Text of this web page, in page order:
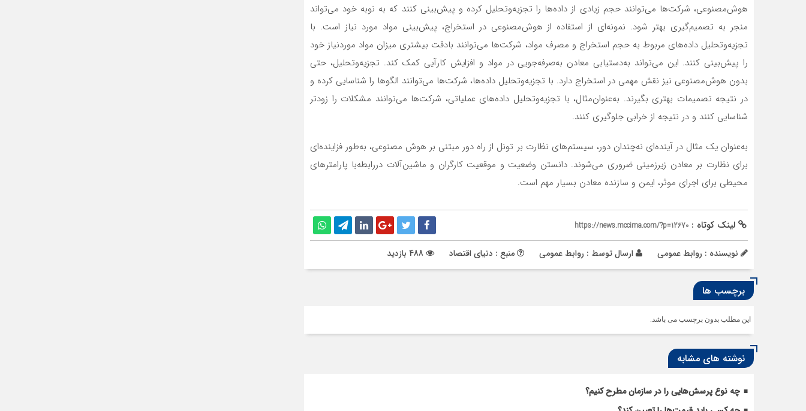
هوش‌مصنوعی، شرکت‌ها می‌توانند حجم زیادی از داده‌ها را تجزیه‌‌‌‌‌وتحلیل کرده و پیش‌بینی کنند که به نوبه خود می‌تواند
منجر به تصمیم‌گیری بهتر شود. نمونه‌‌‌‌‌ای از استفاده از هوش‌مصنوعی در استخراج، پیش‌بینی مواد مورد نیاز است. با
تجزیه‌‌‌‌‌وتحلیل داده‌های مربوط به حجم استخراج و مصرف مواد، شرکت‌ها می‌توانند بادقت بیشتری میزان مواد موردنیاز خود
را پیش‌بینی کنند. این می‌تواند به‌دستیابی معادن به‌‌‌‌‌صرفه‌جویی در مواد و افزایش کارآیی کمک کند. تجزیه‌‌‌‌‌وتحلیل، حتی
بدون هوش‌مصنوعی نیز نقش مهمی در استخراج دارد. با تجزیه‌‌‌‌‌وتحلیل داده‌ها، شرکت‌ها می‌توانند الگوها را شناسایی کرده و
در نتیجه تصمیمات بهتری بگیرند. به‌عنوان‌‌‌‌‌مثال، با تجزیه‌‌‌‌‌وتحلیل داده‌های عملیاتی، شرکت‌ها می‌توانند مشکلات را زودتر
شناسایی کنند و در نتیجه از خرابی جلوگیری کنند.
به‌عنوان یک مثال در آینده‌‌‌‌‌ای نه‌‌‌‌‌چندان دور، سیستم‌‌‌‌‌های نظارت بر تونل از راه دور مبتنی بر هوش مصنوعی، به‌طور فزاینده‌ای
برای نظارت بر معادن زیرزمینی ضروری می‌شوند. دانستن وضعیت و موقعیت کارگران و ماشین‌آلات دررابطه‌‌‌‌‌با پارامترهای
محیطی برای اجرای موثر، ایمن و سازنده معادن بسیار مهم است.
لینک کوتاه : https://news.mccima.com/?p=12670
نویسنده : روابط عمومی ارسال توسط : روابط عمومی منبع : دنیای اقتصاد
برچسب ها
این مطلب بدون برچسب می باشد.
نوشته های مشابه
چه نوع پرسش‌هایی را در سازمان مطرح کنیم؟